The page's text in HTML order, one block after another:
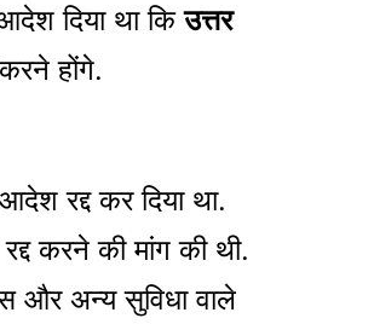
दिया था कि उत्तर
होंगे.
रद्द कर दिया था.
करने की मांग की थी.
और अन्य सुविधा वाले